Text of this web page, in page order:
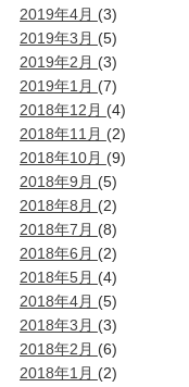
2019年4月 (3)
2019年3月 (5)
2019年2月 (3)
2019年1月 (7)
2018年12月 (4)
2018年11月 (2)
2018年10月 (9)
2018年9月 (5)
2018年8月 (2)
2018年7月 (8)
2018年6月 (2)
2018年5月 (4)
2018年4月 (5)
2018年3月 (3)
2018年2月 (6)
2018年1月 (2)